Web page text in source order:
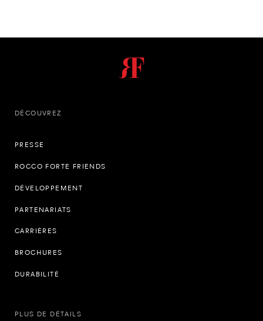
DÉCOUVREZ
PRESSE
ROCCO FORTE FRIENDS
DÉVELOPPEMENT
PARTENARIATS
CARRIÈRES
BROCHURES
DURABILITÉ
PLUS DE DÉTAILS